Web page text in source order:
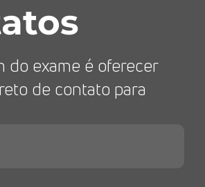
do exame é oferecer
de contato para